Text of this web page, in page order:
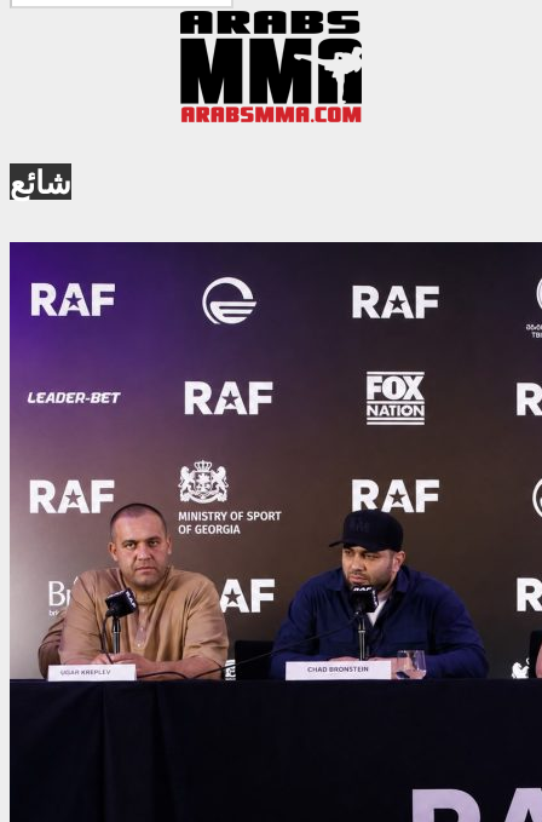
شائع